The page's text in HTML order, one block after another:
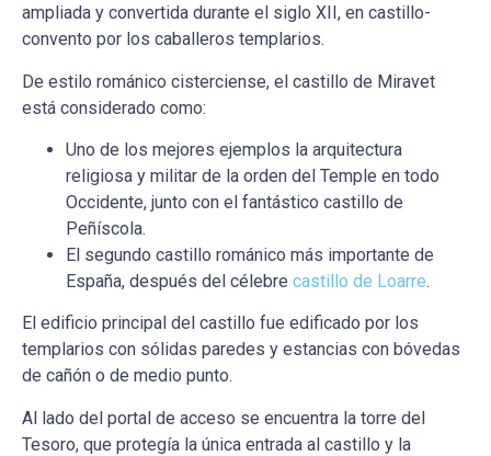
ampliada y convertida durante el siglo XII, en castillo-
convento por los caballeros templarios.
De estilo románico cisterciense, el castillo de Miravet
está considerado como:
Uno de los mejores ejemplos la arquitectura
religiosa y militar de la orden del Temple en todo
Occidente, junto con el fantástico castillo de
Peñíscola.
El segundo castillo románico más importante de
España, después del célebre castillo de Loarre.
El edificio principal del castillo fue edificado por los
templarios con sólidas paredes y estancias con bóvedas
de cañón o de medio punto.
Al lado del portal de acceso se encuentra la torre del
Tesoro, que protegía la única entrada al castillo y la